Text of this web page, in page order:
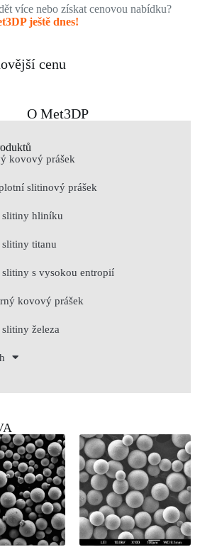
více nebo získat cenovou nabídku?
ještě dnes!
cenu
O Met3DP
kovový prášek
slitinový prášek
slitiny hliníku
slitiny titanu
slitiny s vysokou entropií
kovový prášek
slitiny železa